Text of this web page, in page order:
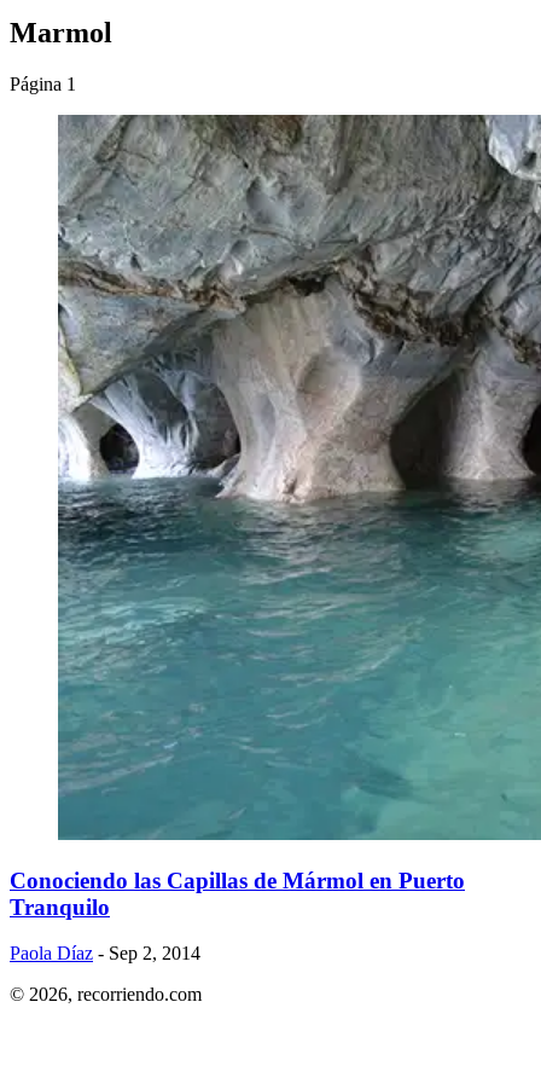
Marmol
Página 1
Conociendo las Capillas de Mármol en Puerto
Tranquilo
Paola Díaz - Sep 2, 2014
© 2026, recorriendo.com